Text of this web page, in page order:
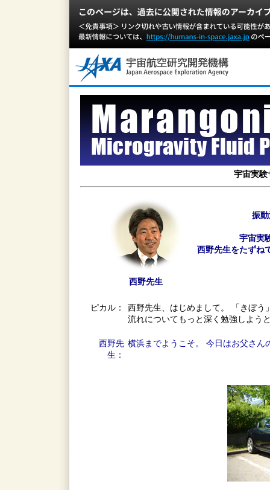
宇宙実験
振
宇宙実
西野先生をたずね
西野先生
ピカル：
西野先生、はじめまして。 「きぼう
流れについてもっと深く勉強しよう
西野先
生：
横浜までようこそ。 今日はお父さん